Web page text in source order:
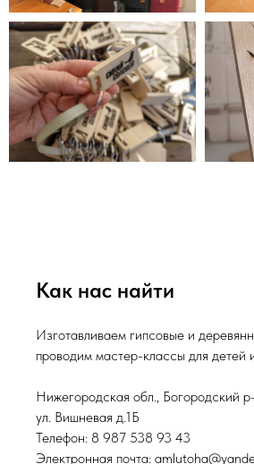
Как нас найти
Изготавливаем гипсовые и
проводим мастер-классы для детей
Нижегородская обл., Богородский
ул. Вишневая д.1Б
Телефон: 8 987 538 93 43
Электронная почта: